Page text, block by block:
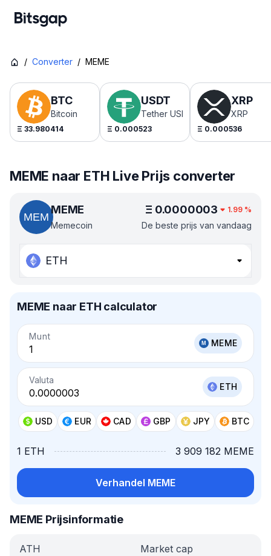
/ Converter / MEME
BTC
Bitcoin
Ξ 33.980414
USDT
Tether USDt
Ξ 0.000523
XRP
XRP
Ξ 0.000536
MEME naar ETH Live Prijs converter
MEME
Memecoin
Ξ 0.0000003 1.99 %
De beste prijs van vandaag
ETH
MEME naar ETH calculator
Munt
MEME
Valuta
ETH
USD EUR CAD GBP JPY BTC
1 ETH 3 909 182 MEME
Verhandel MEME
MEME Prijsinformatie
ATH Market cap